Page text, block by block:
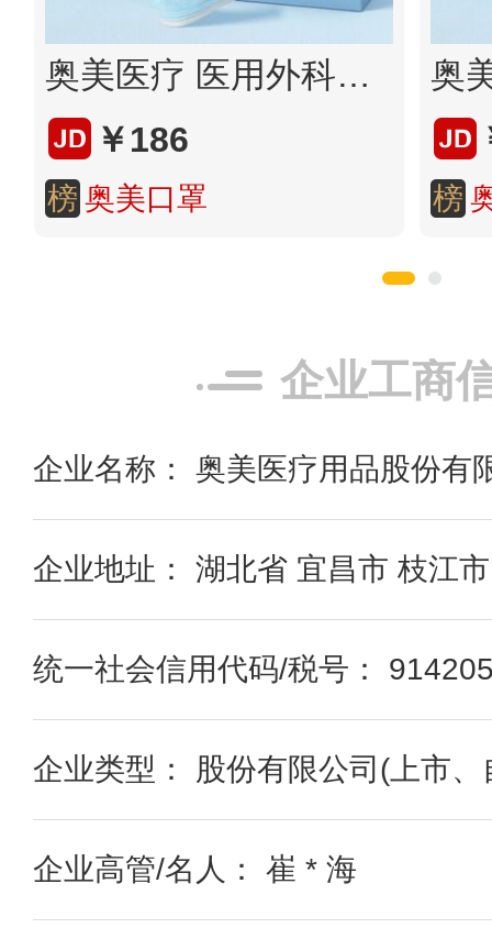
奥美医疗 医用外科口罩600只
￥186
榜 奥美口罩 榜
企业工商
企业名称： 奥美医疗用品股份有
企业地址： 湖北省 宜昌市 枝江
统一社会信用代码/税号：
企业类型： 股份有限公司(上市
企业高管/名人： 崔 * 海